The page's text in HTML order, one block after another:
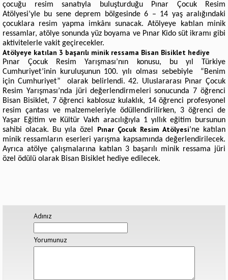
çocuğu resim sanatıyla buluşturduğu Pınar Çocuk Resim
Atölyesi’yle bu sene deprem bölgesinde 6 – 14 yaş aralığındaki
çocuklara resim yapma imkânı sunacak. Atölyeye katılan minik
ressamlar, atölye sonunda yüz boyama ve Pınar Kido süt ikramı gibi
aktivitelerle vakit geçirecekler.
Atölyeye katılan 3 başarılı minik ressama Bisan Bisiklet hediye
Pınar Çocuk Resim Yarışması’nın konusu, bu yıl Türkiye
Cumhuriyet’inin kuruluşunun 100. yılı olması sebebiyle “Benim
için Cumhuriyet” olarak belirlendi. 42. Uluslararası Pınar Çocuk
Resim Yarışması’nda jüri değerlendirmeleri sonucunda 7 öğrenci
Bisan Bisiklet, 7 öğrenci kablosuz kulaklık, 14 öğrenci profesyonel
resim çantası ve malzemeleriyle ödüllendirilirken, 3 öğrenci de
Yaşar Eğitim ve Kültür Vakfı aracılığıyla 1 yıllık eğitim bursunun
sahibi olacak. Bu yıla özel Pınar Çocuk Resim Atölyesi’ne katılan
minik ressamların eserleri yarışma kapsamında değerlendirilecek.
Ayrıca atölye çalışmalarına katılan 3 başarılı minik ressama jüri
özel ödülü olarak Bisan Bisiklet hediye edilecek.
Adınız
Yorumunuz